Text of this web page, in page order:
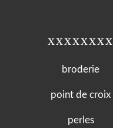
xxxxxxxx
broderie
point de croix
perles